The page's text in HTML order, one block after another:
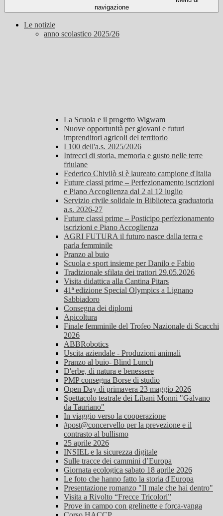
navigazione
Le notizie
anno scolastico 2025/26
La Scuola e il progetto Wigwam
Nuove opportunità per giovani e futuri
imprenditori agricoli del territorio
I 100 dell'a.s. 2025/2026
Intrecci di storia, memoria e gusto nelle terre
friulane
Federico Chivilò si è laureato campione d'Italia
Future classi prime – Perfezionamento iscrizioni
e Piano Accoglienza dal 2 al 12 luglio
Servizio civile solidale in Biblioteca graduatoria
a.s. 2026-27
Future classi prime – Posticipo perfezionamento
iscrizioni e Piano Accoglienza
AGRI FUTURA il futuro nasce dalla terra e
parla femminile
Pranzo al buio
Scuola e sport insieme per Danilo e Fabio
Tradizionale sfilata dei trattori 29.05.2026
Visita didattica alla Cantina Pitars
41ª edizione Special Olympics a Lignano
Sabbiadoro
Consegna dei diplomi
Apicoltura
Finale femminile del Trofeo Nazionale di Scacchi
2026
ABBRobotics
Uscita aziendale - Produzioni animali
Pranzo al buio- Blind Lunch
D'erbe, di natura e benessere
PMP consegna Borse di studio
Open Day di primavera 23 maggio 2026
Spettacolo teatrale dei Libani Monni "Galvano
da Tauriano"
In viaggio verso la cooperazione
#post@concervello per la prevezione e il
contrasto al bullismo
25 aprile 2026
INSIEL e la sicurezza digitale
Sulle tracce dei cammini d’Europa
Giornata ecologica sabato 18 aprile 2026
Le foto che hanno fatto la storia d'Europa
Presentazione romanzo "Il male che hai dentro"
Visita a Rivolto “Frecce Tricolori”
Prove in campo con grelinette e forca-vanga